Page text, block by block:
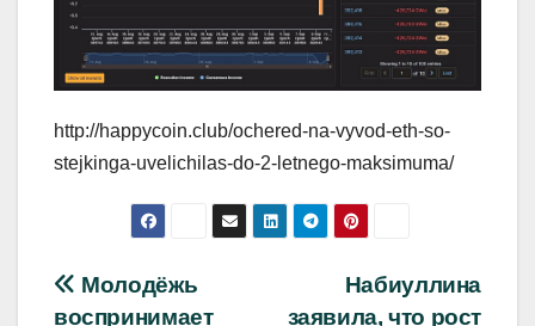
http://happycoin.club/ochered-na-vyvod-eth-so-
stejkinga-uvelichilas-do-2-letnego-maksimuma/
Навигация
Набиуллина
заявила, что рост
Молодёжь
воспринимает